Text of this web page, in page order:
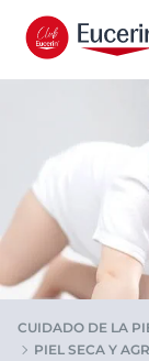
CUIDADO DE LA
PIEL SECA Y